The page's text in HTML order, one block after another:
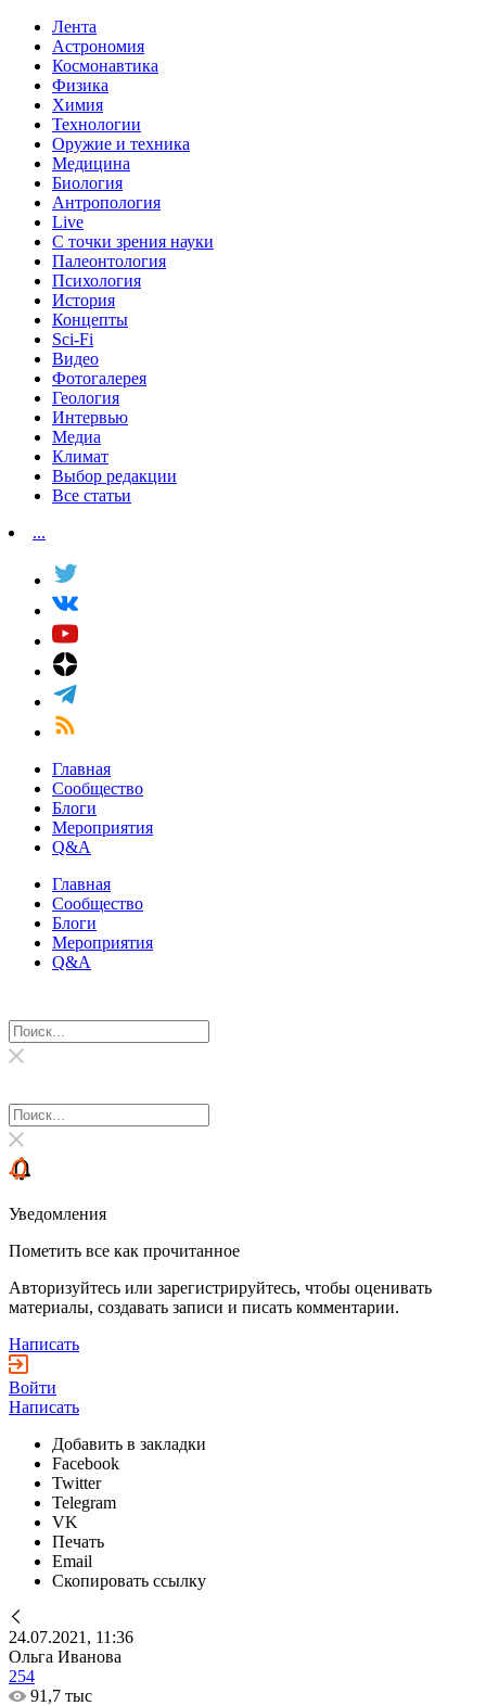
Лента
Астрономия
Космонавтика
Физика
Химия
Технологии
Оружие и техника
Медицина
Биология
Антропология
Live
С точки зрения науки
Палеонтология
Психология
История
Концепты
Sci-Fi
Видео
Фотогалерея
Геология
Интервью
Медиа
Климат
Выбор редакции
Все статьи
...
Главная
Сообщество
Блоги
Мероприятия
Q&A
Главная
Сообщество
Блоги
Мероприятия
Q&A
Уведомления
Пометить все как прочитанное
Авторизуйтесь или зарегистрируйтесь, чтобы оценивать
материалы, создавать записи и писать комментарии.
Написать
Войти
Написать
Добавить в закладки
Facebook
Twitter
Telegram
VK
Печать
Email
Скопировать ссылку
24.07.2021, 11:36
Ольга Иванова
254
91,7 тыс